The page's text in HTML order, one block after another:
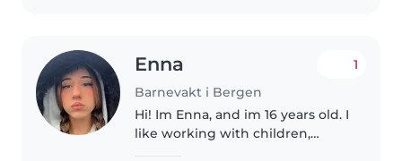
Enna
Barnevakt i Bergen
1
Hi! Im Enna, and im 16 years old. I
like working with children,